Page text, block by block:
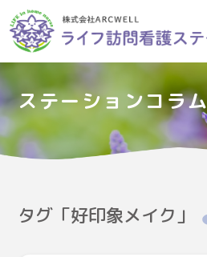
ステーションコラム
タグ「好印象メイク」